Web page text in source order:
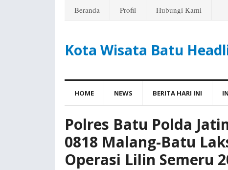
Beranda Profil Hubungi Kami
Kota Wisata Batu
HOME NEWS BERITA HARI INI
Polres Batu Polda
0818 Malang-Batu
Operasi Lilin Semeru